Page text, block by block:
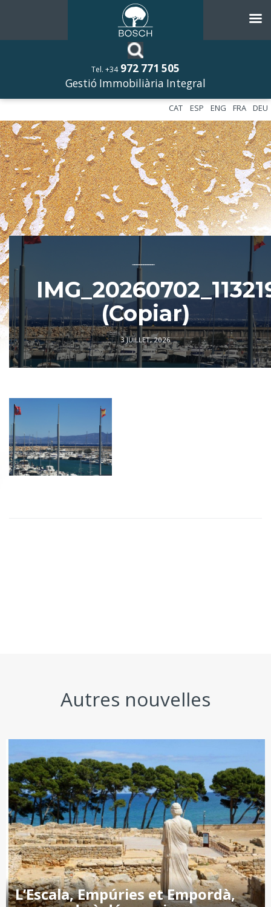
Tel. +34 972 771 505
Gestió Immobiliària Integral
DEU
FRA
ENG
ESP
CAT
––––––––––––
(Copiar)
3 JUILLET, 2026
Autres nouvelles
L’Escala, Empúries et Empordà,